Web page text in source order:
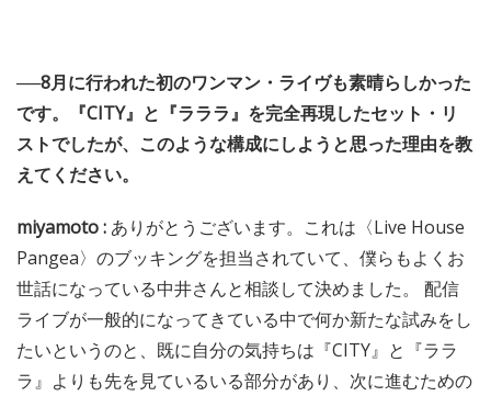
──8月に行われた初のワンマン・ライヴも素晴らしかった
です。『CITY』と『ラララ』を完全再現したセット・リ
ストでしたが、このような構成にしようと思った理由を教
えてください。
miyamoto : ありがとうございます。これは〈Live House
Pangea〉のブッキングを担当されていて、僕らもよくお
世話になっている中井さんと相談して決めました。 配信
ライブが一般的になってきている中で何か新たな試みをし
たいというのと、既に自分の気持ちは『CITY』と『ララ
ラ』よりも先を見ているいる部分があり、次に進むための